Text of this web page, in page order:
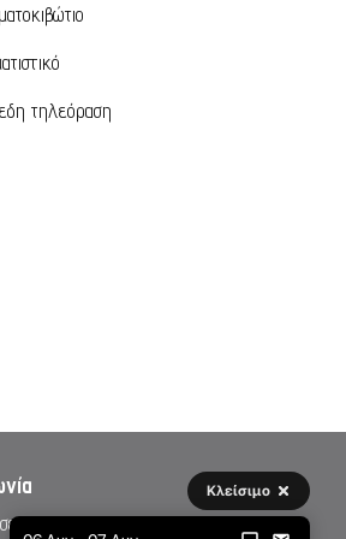
τηλεόραση
Κλείσιμο